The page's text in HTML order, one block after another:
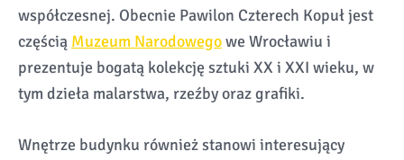
współczesnej. Obecnie Pawilon Czterech Kopuł jest
częścią Muzeum Narodowegowe Wrocławiu i
prezentuje bogatą kolekcję sztuki XX i XXI wieku, w
tym dzieła malarstwa, rzeźby oraz grafiki.
Wnętrze budynku również stanowi interesujący